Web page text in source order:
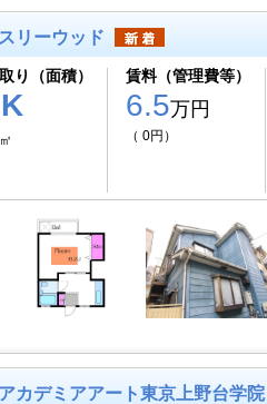
リーウッド
り（面積） 賃料（管理費等）
6.5万円
（ 0円）
カデミアアート東京上野台学院